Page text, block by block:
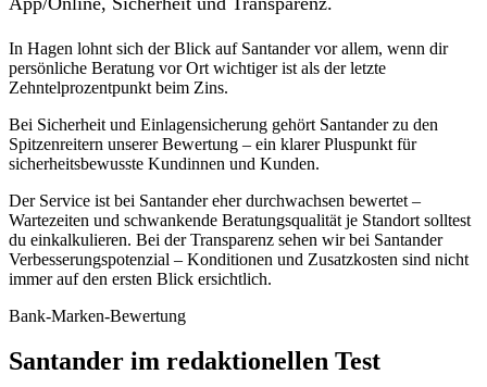
In Hagen lohnt sich der Blick auf Santander vor allem, wenn dir
persönliche Beratung vor Ort wichtiger ist als der letzte
Zehntelprozentpunkt beim Zins.
Bei Sicherheit und Einlagensicherung gehört Santander zu den
Spitzenreitern unserer Bewertung – ein klarer Pluspunkt für
sicherheitsbewusste Kundinnen und Kunden.
Der Service ist bei Santander eher durchwachsen bewertet –
Wartezeiten und schwankende Beratungsqualität je Standort solltest
du einkalkulieren. Bei der Transparenz sehen wir bei Santander
Verbesserungspotenzial – Konditionen und Zusatzkosten sind nicht
immer auf den ersten Blick ersichtlich.
Bank-Marken-Bewertung
Santander im redaktionellen Test